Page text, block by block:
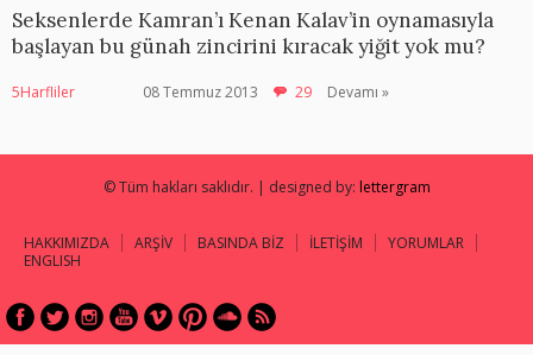
Seksenlerde Kamran’ı Kenan Kalav’in oynamasıyla
başlayan bu günah zincirini kıracak yiğit yok mu?
5Harfliler 08 Temmuz 2013 29 Devamı »
© Tüm hakları saklıdır. | designed by: lettergram
HAKKIMIZDA ARŞİV BASINDA BİZ İLETİŞİM
YORUMLAR
ENGLISH